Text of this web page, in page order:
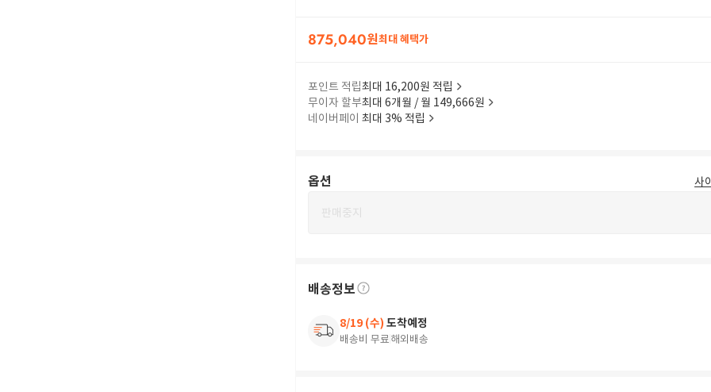
875,040원최대 혜택가
포인트 적립최대 16,200원 적립
무이자 할부최대 6개월 / 월 149,666원
네이버페이 최대 3% 적립
옵션 사
판매중지
배송정보
8/19 (수) 도착예정
배송비 무료해외배송